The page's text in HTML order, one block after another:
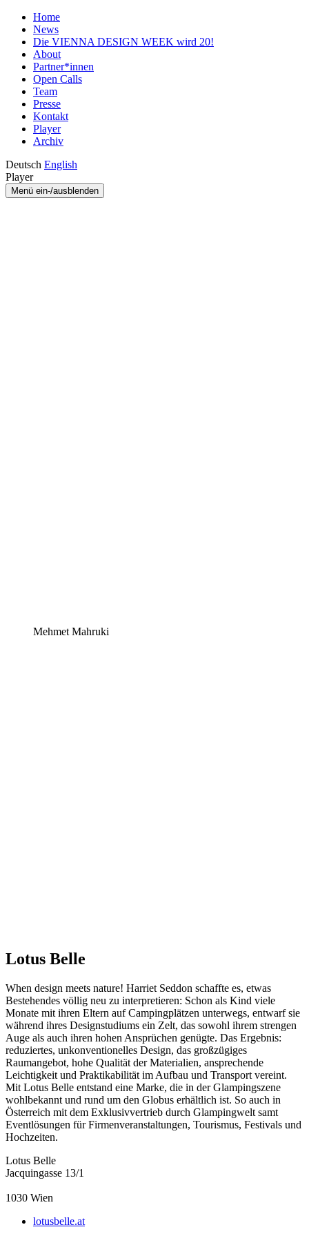
Home
News
Die VIENNA DESIGN WEEK wird 20!
About
Partner*innen
Open Calls
Team
Presse
Kontakt
Player
Archiv
Deutsch English
Player
Menü ein-/ausblenden
Mehmet Mahruki
Lotus Belle
When design meets nature! Harriet Seddon schaffte es, etwas
Bestehendes völlig neu zu interpretieren: Schon als Kind viele
Monate mit ihren Eltern auf Campingplätzen unterwegs, entwarf sie
während ihres Designstudiums ein Zelt, das sowohl ihrem strengen
Auge als auch ihren hohen Ansprüchen genügte. Das Ergebnis:
reduziertes, unkonventionelles Design, das großzügiges
Raumangebot, hohe Qualität der Materialien, ansprechende
Leichtigkeit und Praktikabilität im Aufbau und Transport vereint.
Mit Lotus Belle entstand eine Marke, die in der Glampingszene
wohlbekannt und rund um den Globus erhältlich ist. So auch in
Österreich mit dem Exklusivvertrieb durch Glampingwelt samt
Eventlösungen für Firmenveranstaltungen, Tourismus, Festivals und
Hochzeiten.
Lotus Belle
Jacquingasse 13/1
1030 Wien
lotusbelle.at